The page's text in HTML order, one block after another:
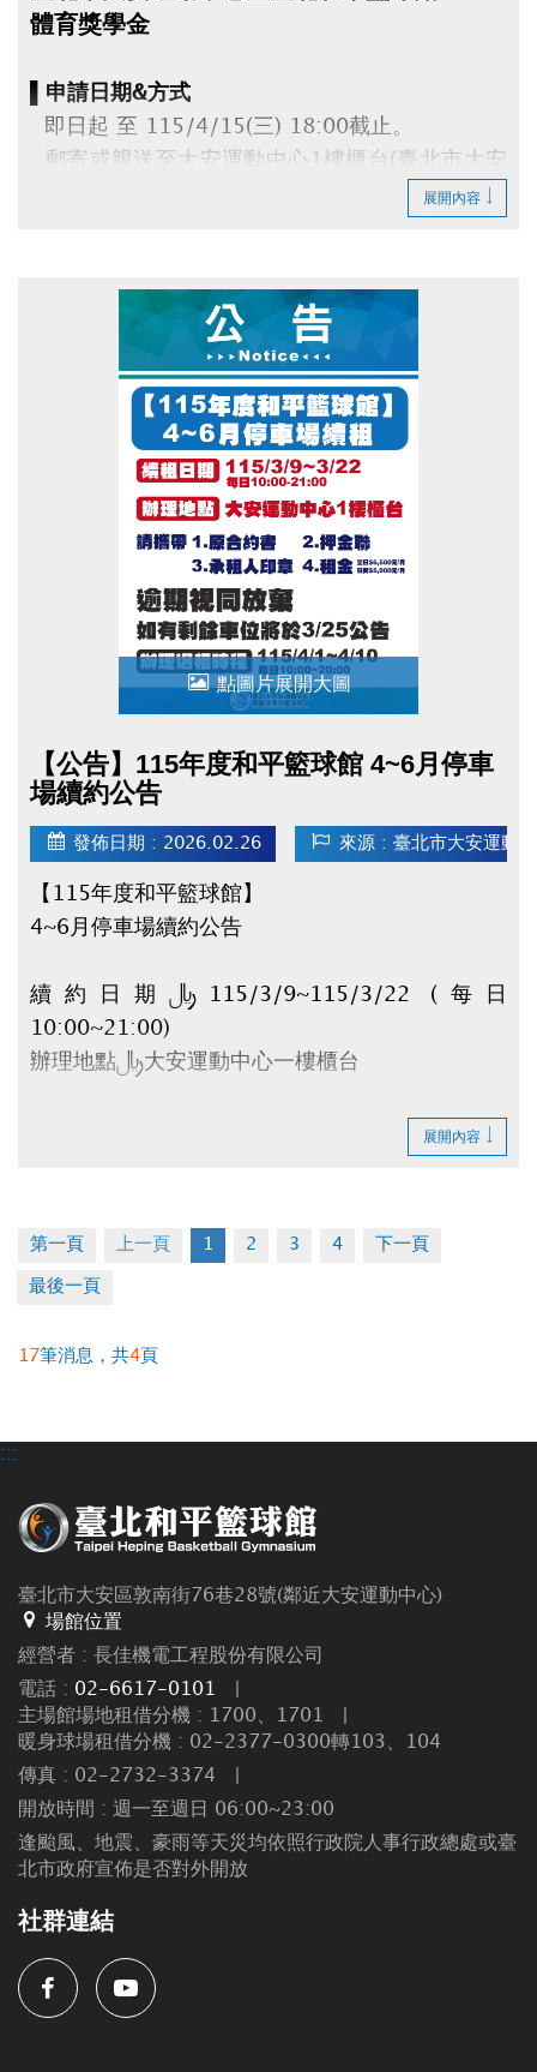
體育獎學金
▌申請日期&方式
即日起 至 115/4/15(三) 18:00截止。
郵寄或親送至大安運動中心1樓櫃台(臺北市大安
114年度參賽得獎時，就讀大安區高中(職)以下
且代表學校參賽。每人限申請1項，須由學校推
▌領獎日期&地點
115/5/16(六) 14:00-17:00 二樓社區教室，未
準時出席者視同放棄。
！詳細規範請參閱申請辦法！
★點我下載【申請辦法 / 申請表 / 委託書】★
展開內容
點圖片展開大圖
【公告】115年度和平籃球館 4~6月停車
場續約公告
發佈日期 : 2026.02.26 來源 : 臺北市大安運動
【115年度和平籃球館】
4~6月停車場續約公告
續約日期：115/3/9~115/3/22 (每日
10:00~21:00)
辦理地點：大安運動中心一樓櫃台
3.承租人印章
4.租金(全日$6,500元/月、日間$5,000元/月)
如有剩餘車位將於3/25公告。
展開內容
第一頁 上一頁 1 2 3 4 下一頁
最後一頁
17筆消息，共4 頁
:::
臺北市大安區敦南街76巷28號(鄰近大安運動中心)
場館位置
經營者 : 長佳機電工程股份有限公司
電話 : 02-6617-0101
主場館場地租借分機 : 1700、1701
暖身球場租借分機 : 02-2377-0300轉103、104
傳真 : 02-2732-3374
開放時間 : 週一至週日 06:00~23:00
逢颱風、地震、豪雨等天災均依照行政院人事行政總處或臺
北市政府宣佈是否對外開放
社群連結
FacebookYoutube